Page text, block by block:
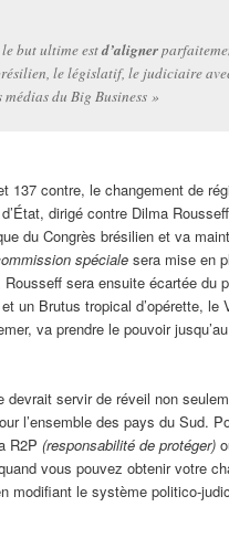
but ultime estd’aligner
le législatif, le judiciaire
médias du Big Business »
137 contre, le changement de
dirigé contre Dilma
du Congrès brésilien et va
spéciale sera mise en
sera ensuite écartée du
un Brutus tropical d’opérette, le
va prendre le pouvoir
devrait servir de réveil non
l’ensemble des pays du Sud.
R2P(responsabilité de protéger)
vous pouvez obtenir votre
modifiant le système politico-